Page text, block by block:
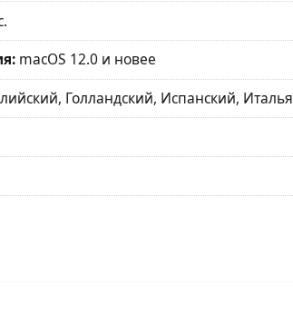
macOS 12.0 и новее
Голландский, Испанский,